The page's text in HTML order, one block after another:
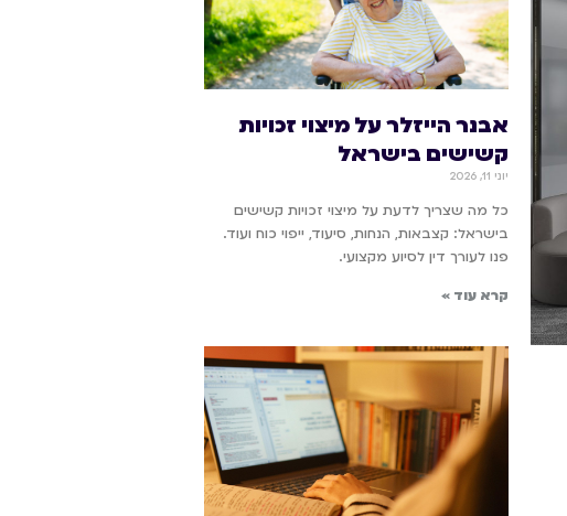
אבנר הייזלר על מיצוי זכויות
קשישים בישראל
יוני 11, 2026
כל מה שצריך לדעת על מיצוי זכויות קשישים
בישראל: קצבאות, הנחות, סיעוד, ייפוי כוח ועוד.
פנו לעורך דין לסיוע מקצועי.
קרא עוד »